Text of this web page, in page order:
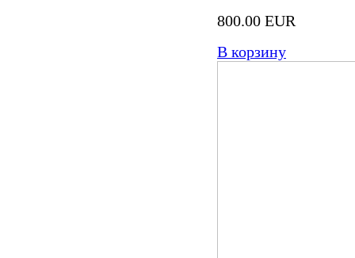
800.00 EUR
В корзину